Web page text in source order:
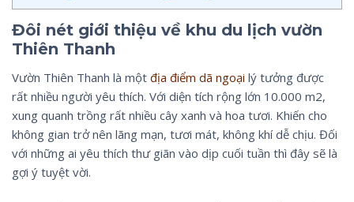
Đôi nét giới thiệu về khu du lịch vườn
Thiên Thanh
Vườn Thiên Thanh là một địa điểm dã ngoại lý tưởng được
rất nhiều người yêu thích. Với diện tích rộng lớn 10.000 m2,
xung quanh trồng rất nhiều cây xanh và hoa tươi. Khiến cho
không gian trở nên lãng mạn, tươi mát, không khí dễ chịu. Đối
với những ai yêu thích thư giãn vào dịp cuối tuần thì đây sẽ là
gợi ý tuyệt vời.